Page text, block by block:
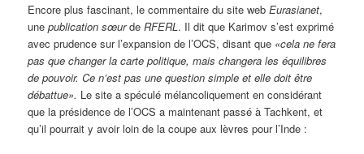
Encore plus fascinant, le commentaire du site webEurasianet,
unepublication sœurdeRFERL. Il dit que Karimov s’est exprimé
avec prudence sur l’expansion de l’OCS, disant que «cela ne fera
pas que changer la carte politique, mais changera les équilibres
de pouvoir. Ce n’est pas une question simple et elle doit être
débattue». Le site a spéculé mélancoliquement en considérant
que la présidence de l’OCS a maintenant passé à Tachkent, et
qu’il pourrait y avoir loin de la coupe aux lèvres pour l’Inde :